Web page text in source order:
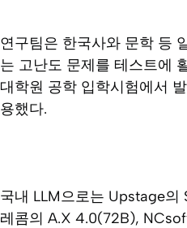
연구팀은 한국사와 문학 등
는 고난도 문제를 테스트에
대학원 공학 입학시험에서
용했다.
국내 LLM으로는 Upstage의
레콤의 A.X 4.0(72B),